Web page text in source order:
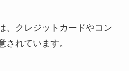
、クレジットカードやコン
されています。